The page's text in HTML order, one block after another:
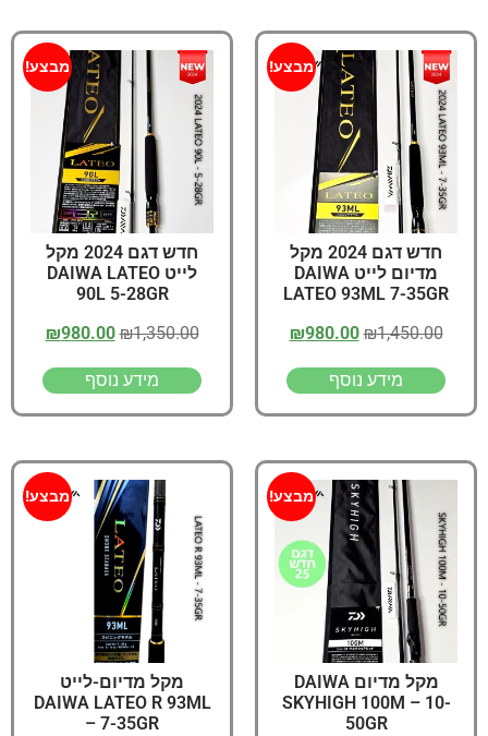
מבצע!
חדש דגם 2024 מקל
מדיום לייט DAIWA
LATEO 93ML 7-35GR
₪1,450.00
₪980.00
מידע נוסף
מבצע!
חדש דגם 2024 מקל
לייט DAIWA LATEO
90L 5-28GR
₪1,350.00
₪980.00
מידע נוסף
מבצע!
מקל מדיום DAIWA
SKYHIGH 100M – 10-
50GR
מבצע!
מקל מדיום-לייט
DAIWA LATEO R 93ML
– 7-35GR